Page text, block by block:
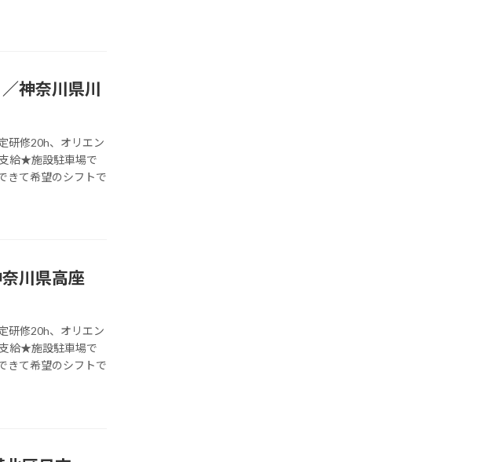
神奈川県川
研修20h、オリエン
給★施設駐車場で
きて希望のシフトで
川県高座
研修20h、オリエン
給★施設駐車場で
きて希望のシフトで